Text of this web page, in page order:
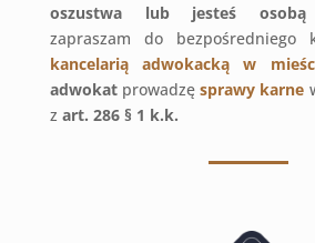
oszustwa lub jesteś osobą
zapraszam do bezpośredniego
kancelarią adwokacką w
adwokatprowadzęsprawy karne
z art. 286 § 1 k.k.